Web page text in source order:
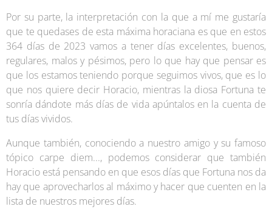
Por su parte, la interpretación con la que a mí me gustaría
que te quedases de esta máxima horaciana es que en estos
364 días de 2023 vamos a tener días excelentes, buenos,
regulares, malos y pésimos, pero lo que hay que pensar es
que los estamos teniendo porque seguimos vivos, que es lo
que nos quiere decir Horacio, mientras la diosa Fortuna te
sonría dándote más días de vida apúntalos en la cuenta de
tus días vividos.
Aunque también, conociendo a nuestro amigo y su famoso
tópico carpe diem..., podemos considerar que también
Horacio está pensando en que esos días que Fortuna nos da
hay que aprovecharlos al máximo y hacer que cuenten en la
lista de nuestros mejores días.